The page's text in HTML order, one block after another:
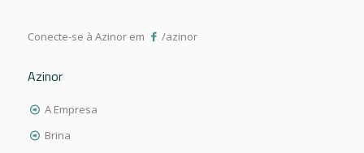
Conecte-se à Azinor em /azinor
Azinor
A Empresa
Brina